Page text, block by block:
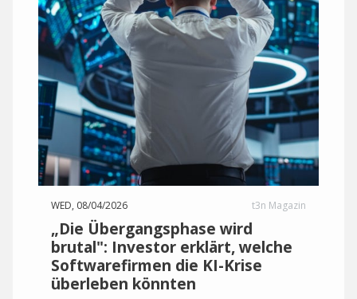
WED, 08/04/2026 t3n Magazin
„Die Übergangsphase wird
brutal": Investor erklärt, welche
Softwarefirmen die KI-Krise
überleben könnten